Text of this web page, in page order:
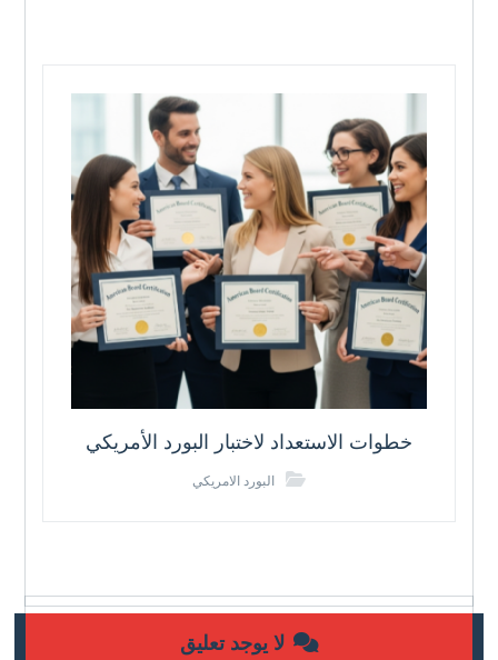
خطوات الاستعداد لاختبار البورد الأمريكي
البورد الامريكي
لا يوجد تعليق